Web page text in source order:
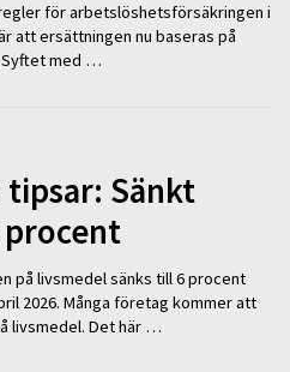
för arbetslöshetsförsäkringen i
att ersättningen nu baseras på
Syftet med …
Sänkt
på livsmedel sänks till 6 procent
2026. Många företag kommer att
livsmedel. Det här …